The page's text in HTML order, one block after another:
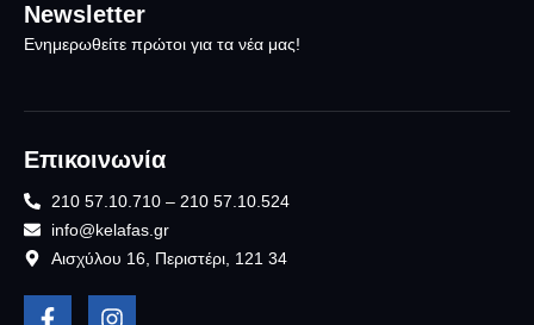
Newsletter
Ενημερωθείτε πρώτοι για τα νέα μας!
Επικοινωνία
210 57.10.710 – 210 57.10.524
info@kelafas.gr
Αισχύλου 16, Περιστέρι, 121 34